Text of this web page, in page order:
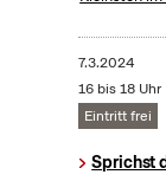
7.3.2024
16 bis 18 Uhr
Eintritt frei
Sprichst